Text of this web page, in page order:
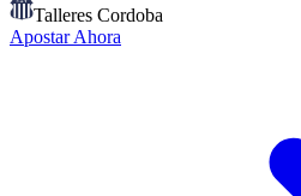
Talleres Cordoba
Apostar Ahora